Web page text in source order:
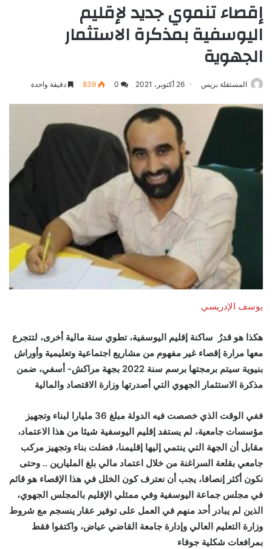
إقصاء تنموي جديد لإقليم
اليوسفية بمذكرة الاستثمار
الجهوية
المستقلة بريس 26 أكتوبر، 2021 0
839 دقيقة واحدة
يوسف الإدريسي
هكذا هو قدرُ ساكنة إقليم اليوسفية، تطوي سنة مالية أخرى، لتتجرع
معها مرارة إقصاء غير مفهوم من مشاريع اجتماعية وتعليمية وأوراش
بنيوية سيتم برمجتها برسم سنة 2022 بجهة مراكش- أسفي، ضمن
مذكرة الاستثمار الجهوي التي أصدرتها وزارة الاقتصاد والمالية
ففي الوقت الذي خصصت فيه الدولة مبلغ 36 مليارا لبناء وتجهيز
مؤسسات جامعية، لم يستفد إقليم اليوسفية شيئا من هذا الاعتماد،
مقابل أن الجهة التي ينتمي إليها إقليمنا، فضلت بناء وتجهيز مركب
جامعي بقلعة السراغنة من خلال اعتماد مالي بلغ المليارين .. وحتى
نكون أكثر إنصافا، يجب أن نعترف كون الخلل في هذا الإقصاء هو قائم
في مجلس جماعة اليوسفية وفي ممثلي الإقليم بالمجلس الجهوي،
الذين لم يبادر أحد منهم في العمل على توفير عقار ينسجم مع شروط
وزارة التعليم العالي وإدارة جامعة القاضي عياض، واكتفوا فقط
بمرافعات شكلية جوفاء